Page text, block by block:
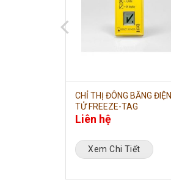
CHỈ THỊ ĐÔNG BĂNG ĐIỆN
TỬ FREEZE-TAG
Liên hệ
Xem Chi Tiết